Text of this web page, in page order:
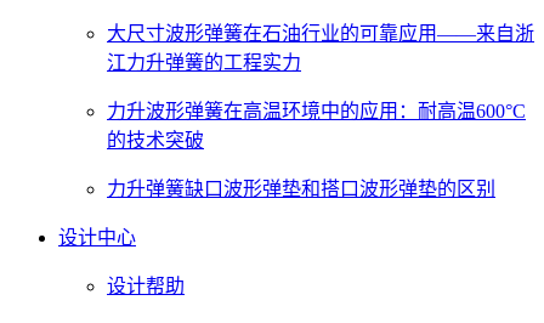
大尺寸波形弹簧在石油行业的可靠应用——来自浙
江力升弹簧的工程实力
力升波形弹簧在高温环境中的应用：耐高温600°C
的技术突破
力升弹簧缺口波形弹垫和搭口波形弹垫的区别
设计中心
设计帮助